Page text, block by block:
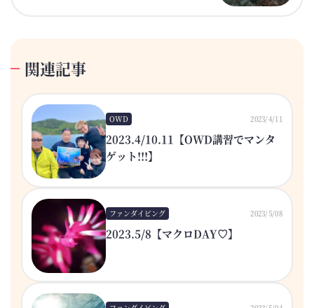
関連記事
OWD 2023/4/11
2023.4/10.11【OWD講習でマンタ
ゲット!!!】
ファンダイビング 2023/5/08
2023.5/8【マクロDAY♡】